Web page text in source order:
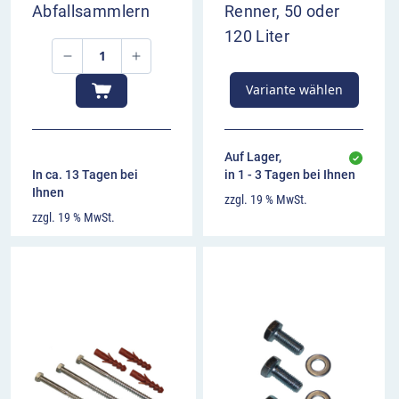
Behälter: Stahlblech 1,5 mm
Tür: Stahlblech 1,5 mm
Deckel: Stahlblech 1,0 mm
Einwurföffnung bei geöffnetem Deckel Ø 380
Abfallsammlern
In ca. 13 Tagen bei
Ihnen
zzgl. 19 % MwSt.
Renner, 50 oder
120 Liter
Variante wählen
Auf Lager,
in 1 - 3 Tagen bei Ihnen
zzgl. 19 % MwSt.